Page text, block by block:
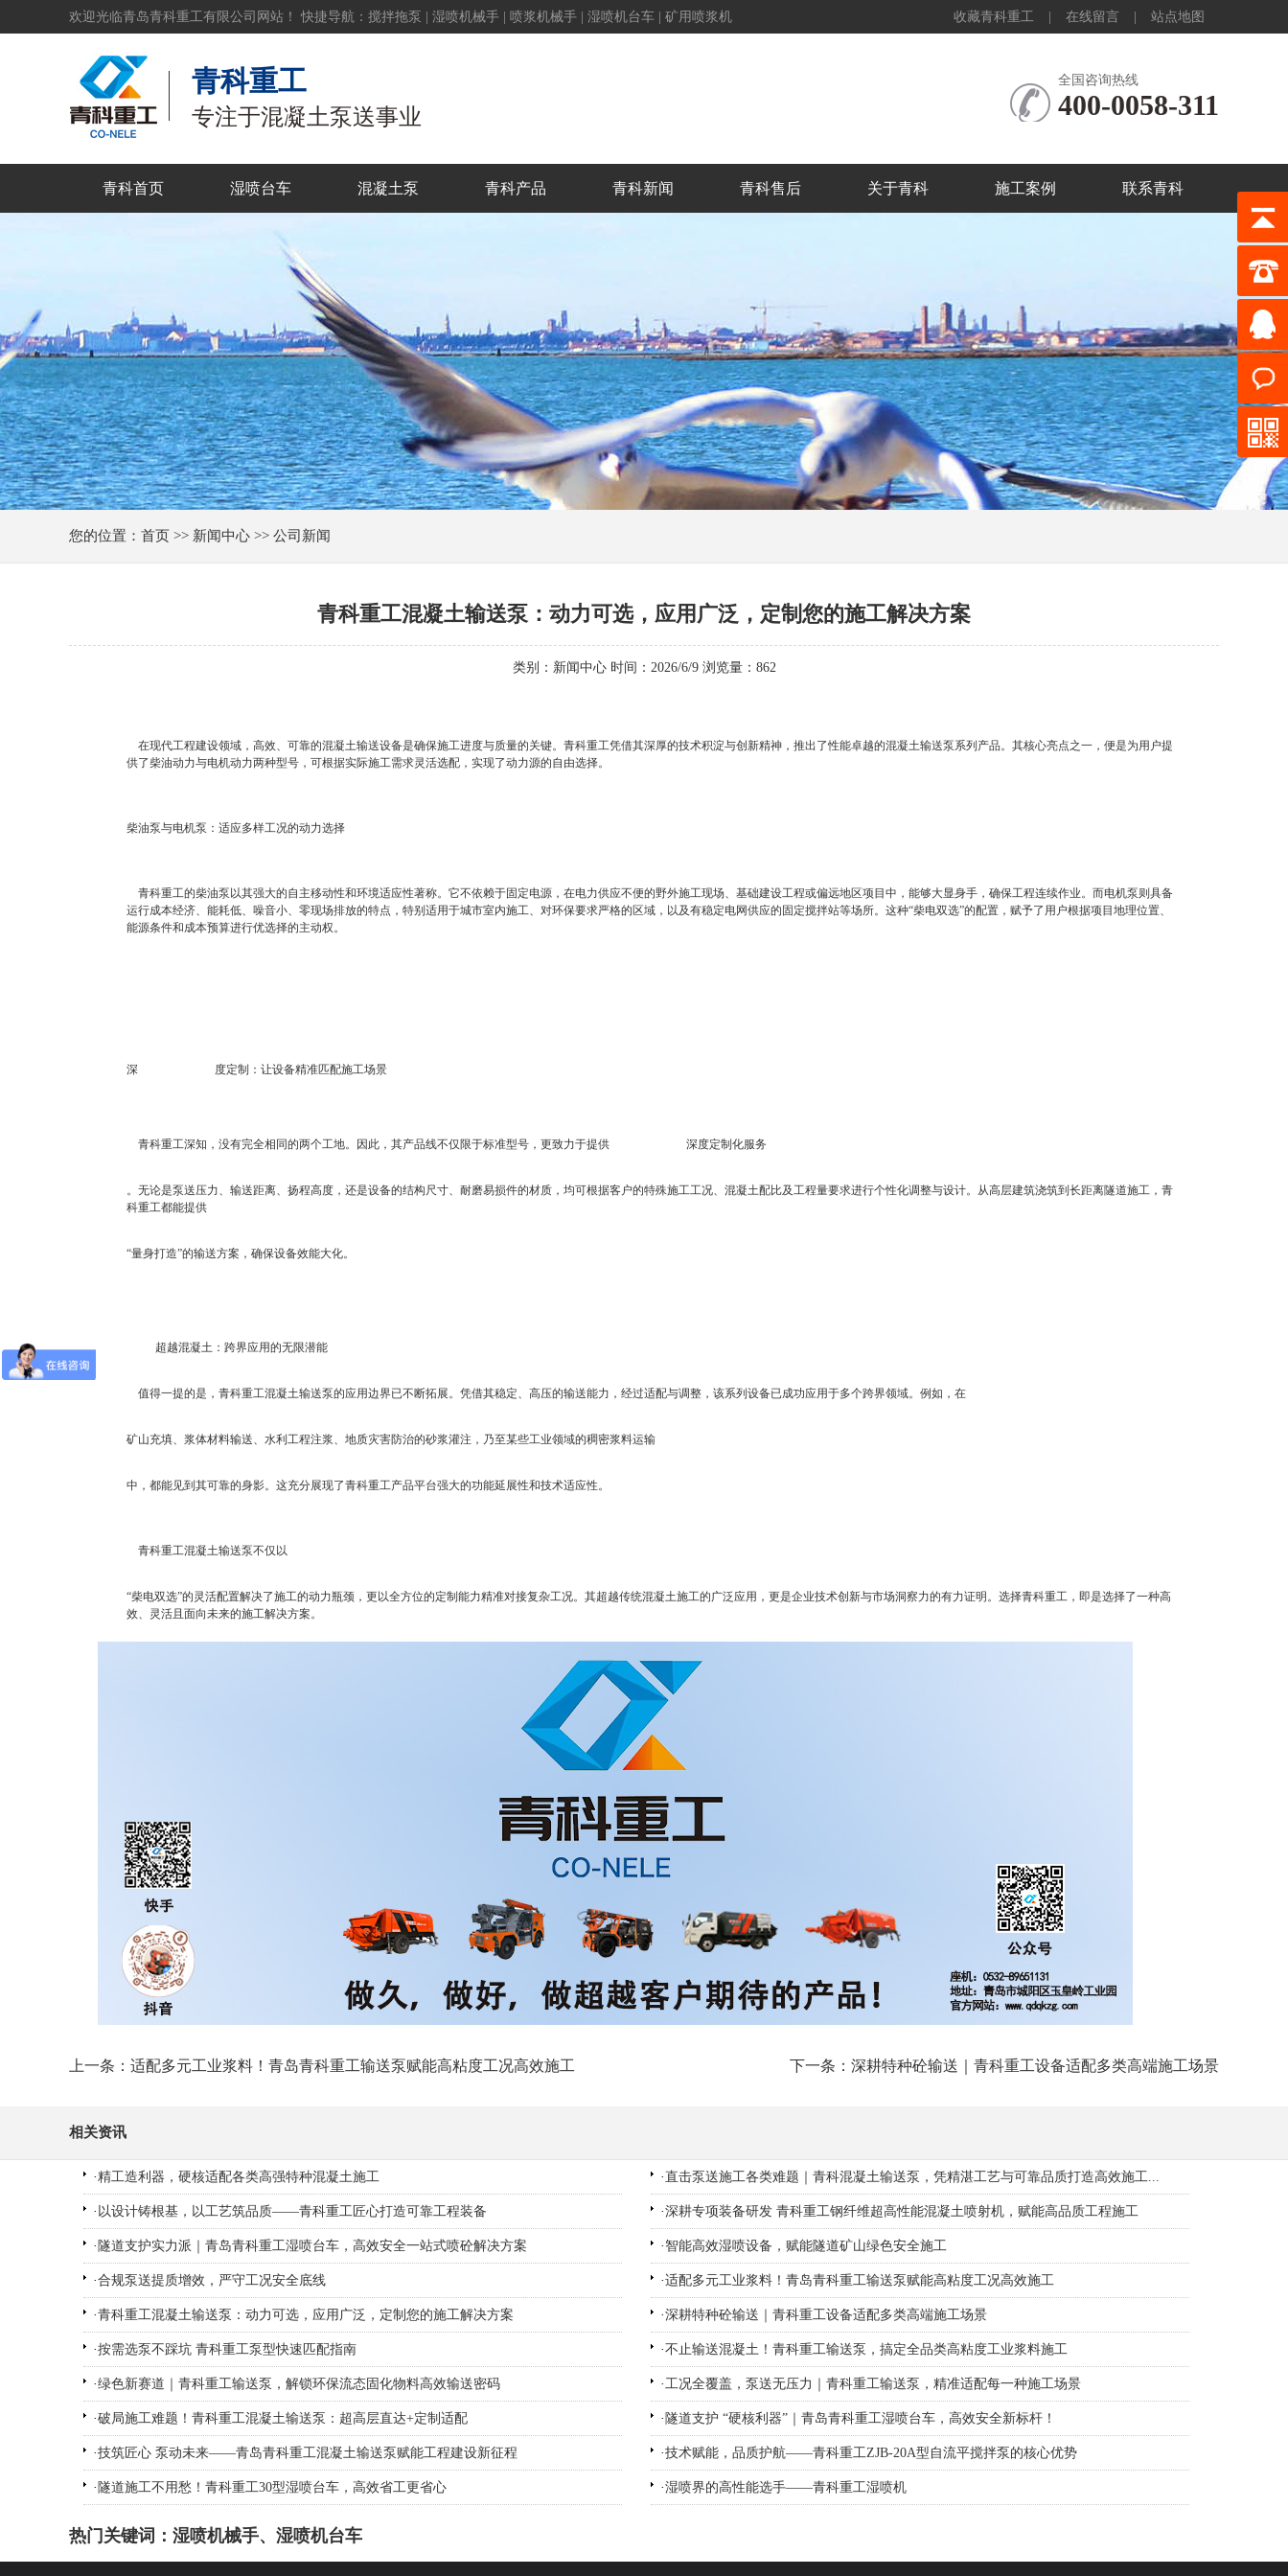
收藏青科重工 在线留言 站点地图
欢迎光临青岛青科重工有限公司网站！ 快捷导航： 搅拌拖泵 湿喷机械手 喷浆机械手 湿喷机台车 矿用喷浆机
青科重工
专注于混凝土泵送事业
全国咨询热线
400-0058-311
青科首页 湿喷台车 混凝土泵 青科产品 青科新闻 青科售后 关于青科 施工案例 联系青科
您的位置：首页 >> 新闻中心 >> 公司新闻
青科重工混凝土输送泵：动力可选，应用广泛，定制您的施工解决方案
类别：新闻中心 时间：2026/6/9 浏览量： 862
在现代工程建设领域，高效、可靠的混凝土输送设备是确保施工进度与质量的关键。青科重工凭借其深厚的技术积淀与创新精神，推出了性能卓越的混凝土输送泵系列产品。其核心亮点之一，便是为用户提
供了柴油动力与电机动力两种型号，可根据实际施工需求灵活选配，实现了动力源的自由选择。
柴油泵与电机泵：适应多样工况的动力选择
青科重工的柴油泵以其强大的自主移动性和环境适应性著称。它不依赖于固定电源，在电力供应不便的野外施工现场、基础建设工程或偏远地区项目中，能够大显身手，确保工程连续作业。而电机泵则具备
运行成本经济、能耗低、噪音小、零现场排放的特点，特别适用于城市室内施工、对环保要求严格的区域，以及有稳定电网供应的固定搅拌站等场所。这种“柴电双选”的配置，赋予了用户根据项目地理位置、
能源条件和成本预算进行优选择的主动权。
深 度定制：让设备精准匹配施工场景
青科重工深知，没有完全相同的两个工地。因此，其产品线不仅限于标准型号，更致力于提供 深度定制化服务
。无论是泵送压力、输送距离、扬程高度，还是设备的结构尺寸、耐磨易损件的材质，均可根据客户的特殊施工工况、混凝土配比及工程量要求进行个性化调整与设计。从高层建筑浇筑到长距离隧道施工，青
科重工都能提供
“量身打造”的输送方案，确保设备效能大化。
超越混凝土：跨界应用的无限潜能
值得一提的是，青科重工混凝土输送泵的应用边界已不断拓展。凭借其稳定、高压的输送能力，经过适配与调整，该系列设备已成功应用于多个跨界领域。例如，在
矿山充填、浆体材料输送、水利工程注浆、地质灾害防治的砂浆灌注，乃至某些工业领域的稠密浆料运输
中，都能见到其可靠的身影。这充分展现了青科重工产品平台强大的功能延展性和技术适应性。
青科重工混凝土输送泵不仅以
“柴电双选”的灵活配置解决了施工的动力瓶颈，更以全方位的定制能力精准对接复杂工况。其超越传统混凝土施工的广泛应用，更是企业技术创新与市场洞察力的有力证明。选择青科重工，即是选择了一种高
效、灵活且面向未来的施工解决方案。
上一条：适配多元工业浆料！青岛青科重工输送泵赋能高粘度工况高效施工 下一条：深耕特种砼输送｜青科重工设备适配多类高端施工场景
相关资讯
·精工造利器，硬核适配各类高强特种混凝土施工 ·直击泵送施工各类难题｜青科混凝土输送泵，凭精湛工艺与可靠品质打造高效施工...
· 以设计铸根基，以工艺筑品质——青科重工匠心打造可靠工程装备 ·深耕专项装备研发 青科重工钢纤维超高性能混凝土喷射机，赋能高品质工程施工
· 隧道支护实力派｜青岛青科重工湿喷台车，高效安全一站式喷砼解决方案 · 智能高效湿喷设备，赋能隧道矿山绿色安全施工
·合规泵送提质增效，严守工况安全底线 ·适配多元工业浆料！青岛青科重工输送泵赋能高粘度工况高效施工
·青科重工混凝土输送泵：动力可选，应用广泛，定制您的施工解决方案 ·深耕特种砼输送｜青科重工设备适配多类高端施工场景
·按需选泵不踩坑 青科重工泵型快速匹配指南 ·不止输送混凝土！青科重工输送泵，搞定全品类高粘度工业浆料施工
·绿色新赛道｜青科重工输送泵，解锁环保流态固化物料高效输送密码 ·工况全覆盖，泵送无压力｜青科重工输送泵，精准适配每一种施工场景
·破局施工难题！青科重工混凝土输送泵：超高层直达+定制适配 · 隧道支护 “硬核利器”｜青岛青科重工湿喷台车，高效安全新标杆！
·技筑匠心 泵动未来——青岛青科重工混凝土输送泵赋能工程建设新征程 ·技术赋能，品质护航——青科重工ZJB-20A型自流平搅拌泵的核心优势
· 隧道施工不用愁！青科重工30型湿喷台车，高效省工更省心 ·湿喷界的高性能选手——青科重工湿喷机
热门关键词： 湿喷机械手、 湿喷机台车